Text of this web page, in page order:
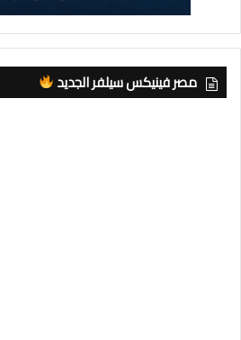
مصر فينيكس سيلفر الجديد